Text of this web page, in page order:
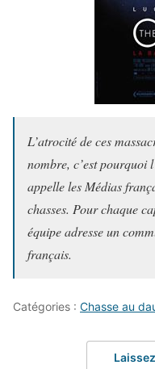
L’atrocité de ces
nombre, c’est pourquoi
appelle les Médias
chasses. Pour chaque
équipe adresse un
français.
Catégories : Chasse au